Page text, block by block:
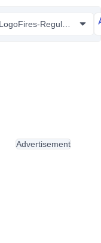
Advertisement